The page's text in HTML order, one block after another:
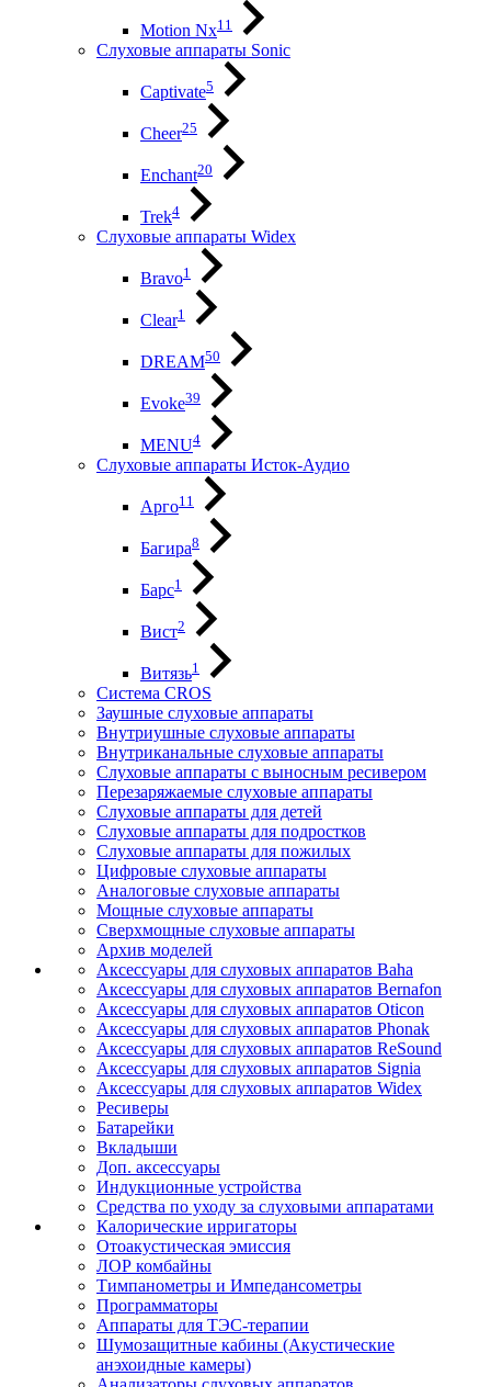
Motion Nx11
Слуховые аппараты Sonic
Captivate5
Cheer25
Enchant20
Trek4
Слуховые аппараты Widex
Bravo1
Clear1
DREAM50
Evoke39
MENU4
Слуховые аппараты Исток-Аудио
Арго11
Багира8
Барс1
Вист2
Витязь1
Система CROS
Заушные слуховые аппараты
Внутриушные слуховые аппараты
Внутриканальные слуховые аппараты
Слуховые аппараты с выносным ресивером
Перезаряжаемые слуховые аппараты
Слуховые аппараты для детей
Слуховые аппараты для подростков
Слуховые аппараты для пожилых
Цифровые слуховые аппараты
Аналоговые слуховые аппараты
Мощные слуховые аппараты
Сверхмощные слуховые аппараты
Архив моделей
Аксессуары для слуховых аппаратов Baha
Аксессуары для слуховых аппаратов Bernafon
Аксессуары для слуховых аппаратов Oticon
Аксессуары для слуховых аппаратов Phonak
Аксессуары для слуховых аппаратов ReSound
Аксессуары для слуховых аппаратов Signia
Аксессуары для слуховых аппаратов Widex
Ресиверы
Батарейки
Вкладыши
Доп. аксессуары
Индукционные устройства
Средства по уходу за слуховыми аппаратами
Калорические ирригаторы
Отоакустическая эмиссия
ЛОР комбайны
Тимпанометры и Импедансометры
Программаторы
Аппараты для ТЭС-терапии
Шумозащитные кабины (Акустические
анэхоидные камеры)